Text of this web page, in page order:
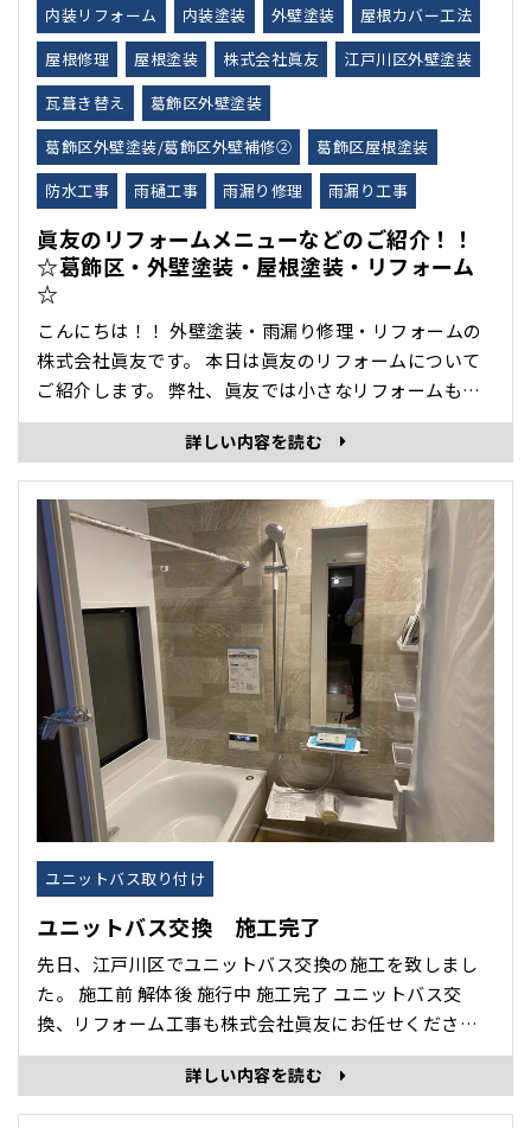
内装リフォーム 内装塗装 外壁塗装
屋根カバー工法
屋根修理
屋根塗装 株式会社眞友
江戸川区外壁塗装
瓦葺き替え
葛飾区外壁塗装
葛飾区外壁塗装/葛飾区外壁補修②
葛飾区屋根塗装
防水工事
雨樋工事 雨漏り修理 雨漏り工事
眞友のリフォームメニューなどのご紹介！！
☆葛飾区・外壁塗装・屋根塗装・リフォーム
☆
こんにちは！！ 外壁塗装・雨漏り修理・リフォームの
株式会社眞友です。 本日は眞友のリフォームについて
ご紹介します。 弊社、眞友では小さなリフォームも喜
んで！ベテラン大工が対応します！ ・屋根塗装 ・外壁
一切の妥協をせず、どこよりも美しく長持ちする塗装
工事にこだわっています。 ・雨漏り修理 ・屋根カバー
工事 ・屋根葺き替え（･･･
詳しい内容を読む
ユニットバス取り付け
ユニットバス交換 施工完了
先日、江戸川区でユニットバス交換の施工を致しまし
た。 施工前 解体後 施行中 施工完了 ユニットバス交
換、リフォーム工事も株式会社眞友にお任せくださ
い！･･･
詳しい内容を読む